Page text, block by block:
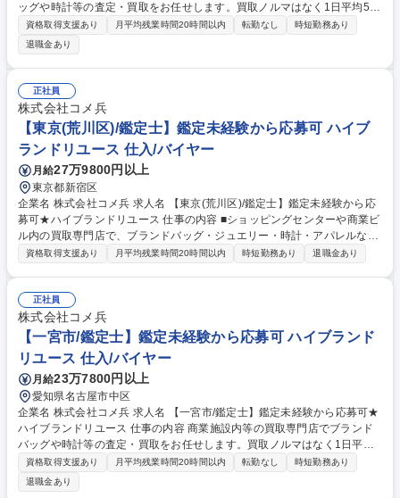
ッグや時計等の査定・買取をお任せします。買取ノルマはなく1日平均5組
のため、AI等の遠隔サポートも頼りながら、数字に追われずお客様に寄り
添った丁寧な接客が可能です。 【仕事の流れ】■来店時の受付・接客対応
■商品の査定 ■査定金額の詳細説明 ■代金の支払/買取品のデータ入力 ■電
話対応（商品に関する問い合わせ） 【入社後】当社には、教育専門部署が
あり、座学やロールプレイング等、テキストを用いて仕事の基礎・スキル
を1から学べる教育・研修を用意しています！研修後も協力体制のもと、
店舗に立つためご安心ください。 募集職種 【西区/鑑定士】鑑定未経験か
ら応募可★ハイブランドリユース
資格取得支援あり 月平均残業時間20時間以内 転勤なし
時短勤務あり
退職金あり
正社員
株式会社コメ兵
【東京(荒川区)/鑑定士】鑑定未経験から応募可 ハイブ
ランドリユース 仕入/バイヤー
月給27万9800円以上
東京都新宿区
企業名 株式会社コメ兵 求人名 【東京(荒川区)/鑑定士】鑑定未経験から応
募可★ハイブランドリユース 仕事の内容 ■ショッピングセンターや商業ビ
ル内の買取専門店で、ブランドバッグ・ジュエリー・時計・アパレルなど
の査定・買取をお任せいたします。 ■バイヤーからコーポレート職まで、
ど、様々な品物の査定、買取をお願いします。業務を通してスキルアップ
が可能です。 【キャリアパスについて】商品センター/マーケティング/W
EB事業/教育/店舗開発/広報/人事/総務/経理/経営企画など、キャリアプラン
を実現するため、多彩なポジションへのキャリアチェンジが可能です。 募
集職種 【東京(荒川区)/鑑定士】鑑定未経験から応募可★ハイブランドリユ
ース
資格取得支援あり 月平均残業時間20時間以内 時短勤務あり 退職金あり
正社員
株式会社コメ兵
【一宮市/鑑定士】鑑定未経験から応募可 ハイブランド
リユース 仕入/バイヤー
月給23万7800円以上
愛知県名古屋市中区
企業名 株式会社コメ兵 求人名 【一宮市/鑑定士】鑑定未経験から応募可★
ハイブランドリユース 仕事の内容 商業施設内等の買取専門店でブランド
バッグや時計等の査定・買取をお任せします。買取ノルマはなく1日平均5
組のため、AI等の遠隔サポートも頼りながら、数字に追われずお客様に寄
り添った丁寧な接客が可能です。 【仕事の流れ】■来店時の受付・接客対
応 ■商品の査定 ■査定金額の詳細説明 ■代金の支払/買取品のデータ入力 ■
資格取得支援あり 月平均残業時間20時間以内 転勤なし
時短勤務あり
退職金あり